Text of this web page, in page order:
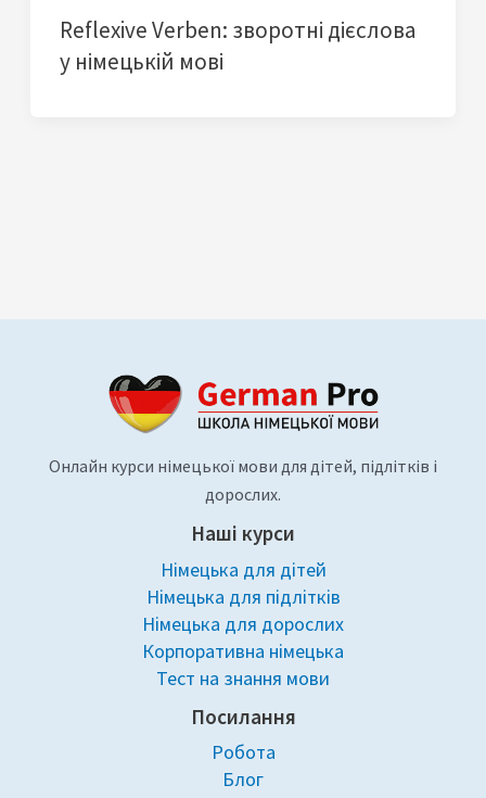
Reflexive Verben: зворотні дієслова
у німецькій мові
Онлайн курси німецької мови для дітей, підлітків і
дорослих.
Наші курси
Німецька для дітей
Німецька для підлітків
Німецька для дорослих
Корпоративна німецька
Тест на знання мови
Посилання
Робота
Блог